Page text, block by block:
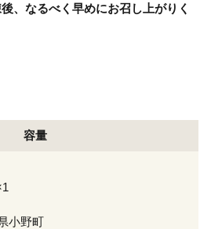
、なるべく早めにお召し上がりく
容量
小野町